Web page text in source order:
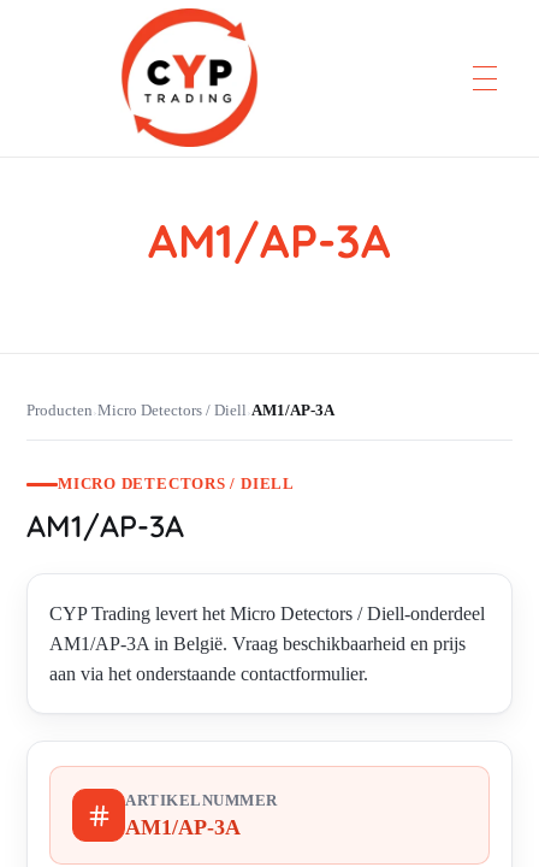
CYP Trading
AM1/AP-3A
Producten›Micro Detectors / Diell›AM1/AP-3A
MICRO DETECTORS / DIELL
AM1/AP-3A
CYP Trading levert het Micro Detectors / Diell-onderdeel
AM1/AP-3A in België. Vraag beschikbaarheid en prijs
aan via het onderstaande contactformulier.
ARTIKELNUMMER
AM1/AP-3A